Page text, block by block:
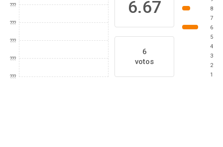
???
???
???
???
???
6.67
6
votos
8
7
6
5
4
3
2
1